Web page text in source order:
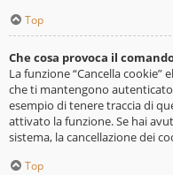
Top
Che cosa provoca il
La funzione “Cancella
che ti mantengono
esempio di tenere traccia di
attivato la funzione. Se hai
sistema, la cancellazione dei
Top